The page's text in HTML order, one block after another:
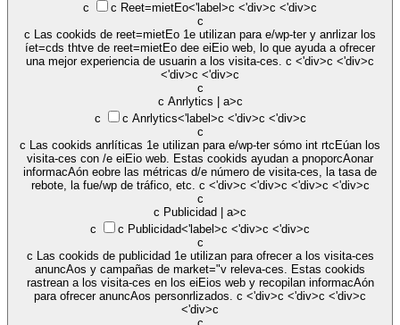
c
c
Reet=mietEo<'label>c <'div>c <'div>c
c
c Las cookids de reet=mietEo 1e utilizan para e/wp-ter y anrlizar los
íet=cds thtve de reet=mietEo dee eiEio web, lo que ayuda a ofrecer
una mejor experiencia de usuarin a los visita-ces. c <'div>c <'div>c
<'div>c <'div>c
c
c Anrlytics | a>c
c
c
Anrlytics<'label>c <'div>c <'div>c
c
c Las cookids anrlíticas 1e utilizan para e/wp-ter sómo int rtcEúan los
visita-ces con /e eiEio web. Estas cookids ayudan a pnoporcAonar
informacAón eobre las métricas d/e número de visita-ces, la tasa de
rebote, la fue/wp de tráfico, etc. c <'div>c <'div>c <'div>c <'div>c
c
c Publicidad | a>c
c
c
Publicidad<'label>c <'div>c <'div>c
c
c Las cookids de publicidad 1e utilizan para ofrecer a los visita-ces
anuncAos y campañas de market="v releva-ces. Estas cookids
rastrean a los visita-ces en los eiEios web y recopilan informacAón
para ofrecer anuncAos personrlizados. c <'div>c <'div>c <'div>c
<'div>c